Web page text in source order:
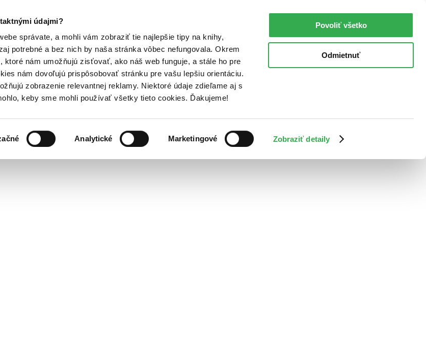
údajmi?
správate, a mohli vám zobraziť tie najlepšie tipy na knihy,
potrebné a bez nich by naša stránka vôbec nefungovala. Okrem
ktoré nám umožňujú zisťovať, ako náš web funguje, a stále ho pre
nám dovoľujú prispôsobovať stránku pre vašu lepšiu orientáciu.
zobrazenie relevantnej reklamy. Niektoré údaje zdieľame aj s
keby sme mohli používať všetky tieto cookies. Ďakujeme!
Analytické Marketingové Zobraziť detaily
Povoliť všetko
Odmietnuť